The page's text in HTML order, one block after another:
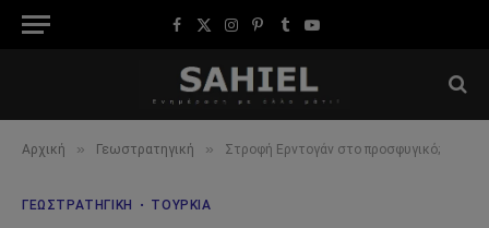
Facebook
X
Instagram
Pinterest
TumblrYouTube
Αρχική » Γεωστρατηγική » Στροφή Ερντογάν στο προσφυγικό;
ΓΕΩΣΤΡΑΤΗΓΙΚΉ ΤΟΥΡΚΊΑ